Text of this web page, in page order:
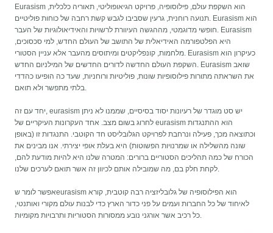
Eurasism הוא השקפת עולם, פילוסופיה, פרויקט הגיאופוליטי, תאוריה כלכלית,
תנועה רוחנית, גרעין שסביבו לגבש קשת רחבה של כוחות פוליטיים. Eurasism הוא
חופשי מדוגמטי, מההגשה העיוורת לרשויות והאידיאולוגיות של העבר. Eurasism
היא הפלטפורמה האידיאלית של התושב של העולם החדש, למי סכסוכים,
מלחמות, קונפליקטים ומיתוסים מהעבר אלא עניין הסטורי. Eurasism כעיקרון הוא
השקפת העולם החדשה לדורים החדשים של המילניום החדש. Eurasism שואב
את השראתה מתורות פילוסופיות שונות, פוליטיות ורוחניות, שעד כה הופיעו כהדדי
יחד עם זה, eurasism יש סט מוגדר של רעיונות יסוד בסיסיים, שממנו לא ניתן
לחרוג בשום מצב. אחד העקרונות העיקריים של eurasism הוא ההתנגדות
וכתוצאה מכך, פעילה ונרחבת לפרויקט הגלובליסט חד הקוטבי. התנגדות זו (באופן
שונה מהשלילה או שמרנויות הפשוטות) היא בעלת אופי יצירתי. אנו מבינים את
הכורח של כמה תהליכים הסטוריים ברורים: המטרה שלנו היא להיות מודעת להם,
אפשר לומר שeurasism הוא הפילוסופיה של גלובליזציה רבה קוטבית, קורא
לאיחוד של כל החברות ועמים על פני כדור הארץ כדי לבנות עולם מקורי ואותנטי,